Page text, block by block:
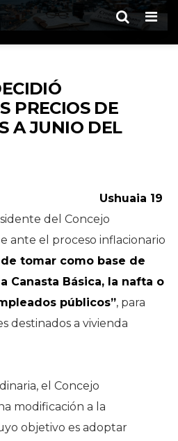
PRECIOS DE
A JUNIO DEL
Ushuaia 19
del Concejo
ante el proceso inflacionario
tomar como base de
Canasta Básica, la nafta o
públicos”, para
destinados a vivienda
el Concejo
modificación a la
objetivo es adoptar